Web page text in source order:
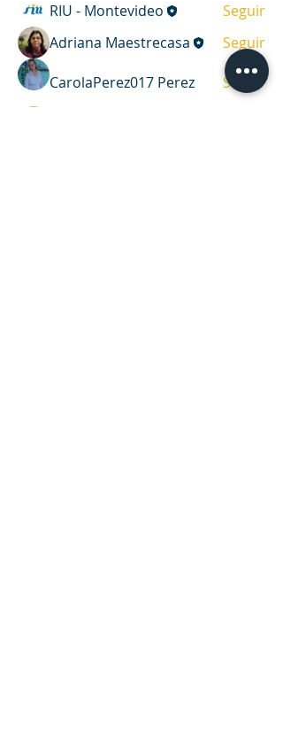
RIU - Montevideo
Seguir
Adriana Maestrecasa
Seguir
CarolaPerez017 Perez Seguir